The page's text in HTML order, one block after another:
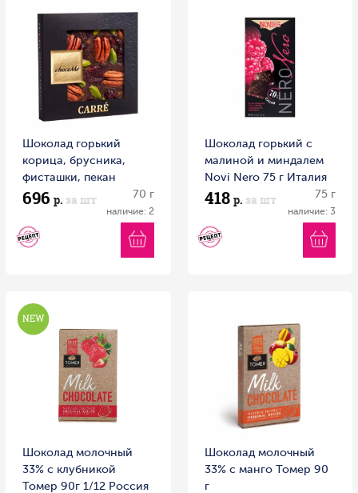
Шоколад горький
корица, брусника,
фисташки, пекан
ChocoMe 50г Венгрия
696 р. за шт 70 г
наличие: 2
Шоколад горький с
малиной и миндалем
Novi Nero 75 г Италия
418 р. за шт 75 г
наличие: 3
Шоколад молочный
33% с клубникой
Томер 90г 1/12 Россия
Шоколад молочный
33% с манго Томер 90
г